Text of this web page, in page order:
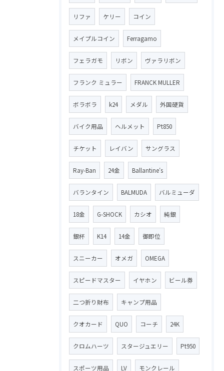
リファ ケリー コイン
メイプルコイン Ferragamo
フェラガモ リボン ヴァラリボン
フランク ミュラー FRANCK MULLER
ボラボラ k24 メダル 外国硬貨
バイク用品 ヘルメット Pt850
チケット レイバン サングラス
Ray-Ban 24金 Ballantine′s
バランタイン BALMUDA バルミューダ
18金 G-SHOCK カシオ 純銀
銀杯 K14 14金 御即位
スニーカー オメガ OMEGA
スピードマスター イヤホン ビール券
二つ折り財布 キャンプ用品
クオカード QUO コーチ 24K
クロムハーツ スタージュエリー Pt950
スポーツ用品 LV モンクレール